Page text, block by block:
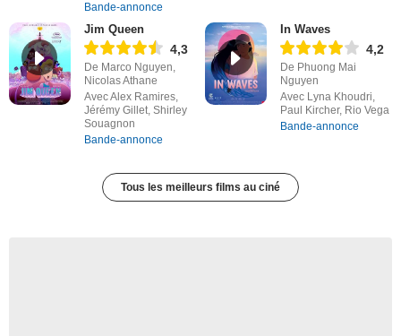
Bande-annonce
Jim Queen
4,3
De Marco Nguyen,
Nicolas Athane
Avec Alex Ramires,
Jérémy Gillet, Shirley
Souagnon
Bande-annonce
In Waves
4,2
De Phuong Mai
Nguyen
Avec Lyna Khoudri,
Paul Kircher, Rio Vega
Bande-annonce
Tous les meilleurs films au ciné